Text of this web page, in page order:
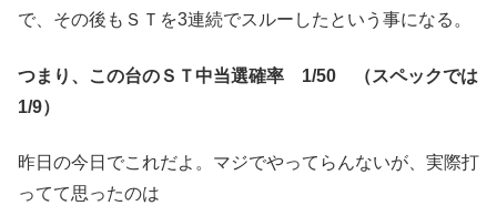
で、その後もＳＴを3連続でスルーしたという事になる。
つまり、この台のＳＴ中当選確率 1/50 （スペックでは
1/9）
昨日の今日でこれだよ。マジでやってらんないが、実際打
ってて思ったのは